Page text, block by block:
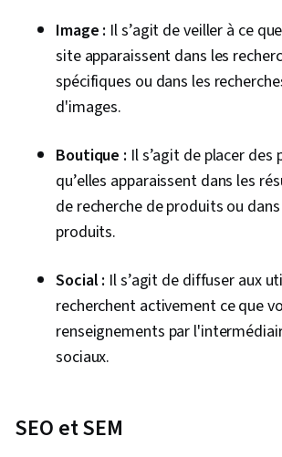
marketing, Stratégie
Renforcement des relations
Gestion des relations avec la
aux clients et à la clientèle,
performances, Amélioration
Fidélité à la marque, Analyse
de portefeuille,
décision fondée sur des
performance
Image : Il s’agit de veiller à ce
site apparaissent dans les
spécifiques ou dans les
d'images.
Boutique : Il s’agit de placer des
qu’elles apparaissent dans les
de recherche de produits ou
produits.
Social : Il s’agit de diffuser aux
recherchent activement ce que
renseignements par
sociaux.
SEO et SEM